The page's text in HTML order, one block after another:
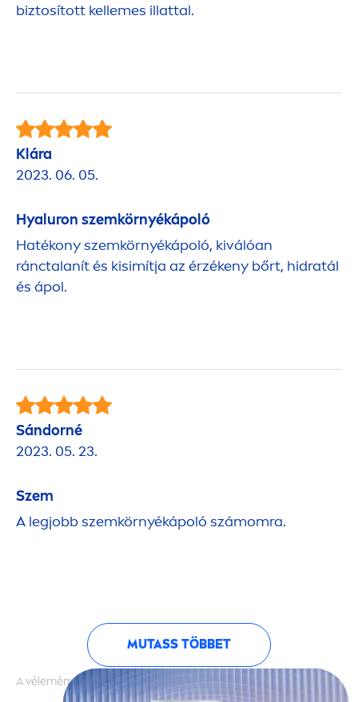
biztosított kellemes illattal.
Klára
2023. 06. 05.
Hyaluron szemkörnyékápoló
Hatékony szemkörnyékápoló, kiválóan
ránctalanít és kisimítja az érzékeny bőrt, hidratál
és ápol.
Sándorné
2023. 05. 23.
Szem
A legjobb szemkörnyékápoló számomra.
MUTASS TÖBBET
A vélemények hitelességét nem ellenőrizzük